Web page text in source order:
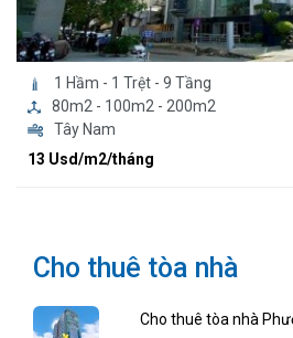
1 Hầm - 1 Trệt - 9 Tầng
80m2 - 100m2 - 200m2
Tây Nam
13 Usd/m2/tháng
Cho thuê tòa nhà
Cho thuê tòa nhà